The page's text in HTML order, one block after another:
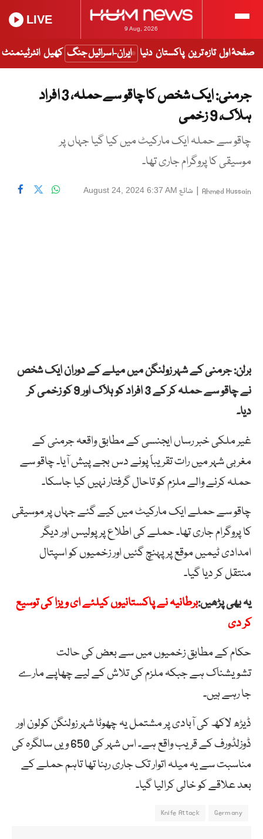
9 Aug, 2026
LIVE
صفحۂ اول تازہ ترین پاکستان دنیا ایران-اسرائیل جنگ کھیل انٹرٹینمنٹ
جرمنی: ایک شخص کا چاقو سے حملہ، 3 افراد
ہلاک، 9 زخمی
چاقو سے حملہ ایک مارکیٹ میں کیا گیا جہاں پر
موسیقی کا پروگرام جاری تھا۔
Ahmed Hussain
| شائع August 24, 2024 6:37 AM
برلن: جرمنی کے شہر زولنگن میں میلے کے دوران ایک شخص
نے چاقو سے حملہ کر کے 3 افراد کو ہلاک اور 9 کو زخمی کر
دیا۔
غیر ملکی خبر رساں ایجنسی کے مطابق واقعہ جرمنی کے
مغربی شہر میں رات تقریباً پونے دس بجے پیش آیا۔ چاقو سے
حملہ کرنے والے ملزم کو تاحال گرفتار نہیں کیا جاسکا۔
چاقو سے حملے ایک مارکیٹ میں کیے گئے جہاں پر موسیقی
کا پروگرام جاری تھا۔ حملے کی اطلاع پر پولیس اور دیگر
امدادی ٹیمیں موقع پر پہنچ گئیں اور زخمیوں کو اسپتال
منتقل کر دیا گیا۔
یہ بھی پڑھیں:برطانیہ نے پاکستانیوں کیلئے ای ویزا کی توسیع
کر دی
حکام کے مطابق زخمیوں میں سے بعض کی حالت
تشویشناک ہے جبکہ ملزم کی تلاش کے لیے چھاپے مارے
جا رہے ہیں۔
ڈیڑھ لاکھ کی آبادی پر مشتمل یہ چھوٹا شہر زولنگن کولون اور
ڈوزلڈورف کے قریب واقع ہے۔ اس شہر کی 650 ویں سالگرہ کی
مناسبت سے یہ میلہ اتوار تک جاری رہنا تھا تاہم حملے کے
بعد علاقے کو خالی کرالیا گیا۔
Germany
Knife Attack